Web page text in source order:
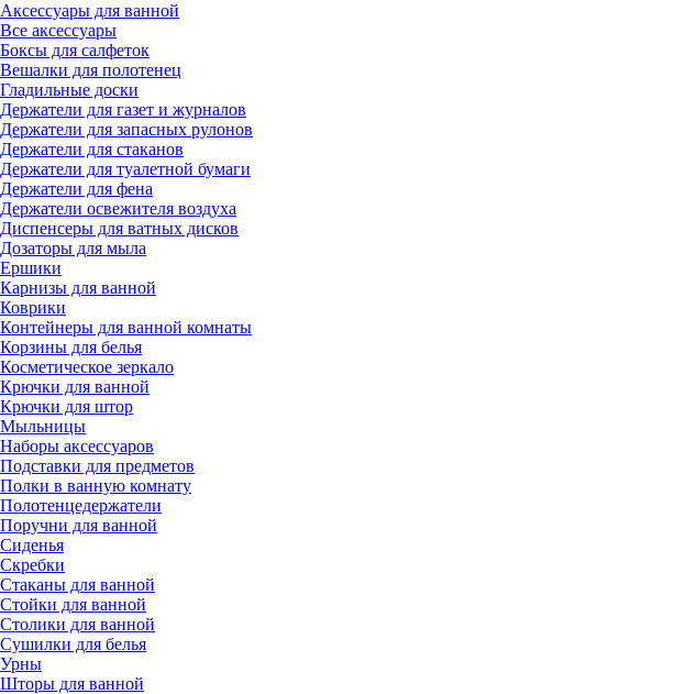
Аксессуары для ванной
Все аксессуары
Боксы для салфеток
Вешалки для полотенец
Гладильные доски
Держатели для газет и журналов
Держатели для запасных рулонов
Держатели для стаканов
Держатели для туалетной бумаги
Держатели для фена
Держатели освежителя воздуха
Диспенсеры для ватных дисков
Дозаторы для мыла
Ершики
Карнизы для ванной
Коврики
Контейнеры для ванной комнаты
Корзины для белья
Косметическое зеркало
Крючки для ванной
Крючки для штор
Мыльницы
Наборы аксессуаров
Подставки для предметов
Полки в ванную комнату
Полотенцедержатели
Поручни для ванной
Сиденья
Скребки
Стаканы для ванной
Стойки для ванной
Столики для ванной
Сушилки для белья
Урны
Шторы для ванной